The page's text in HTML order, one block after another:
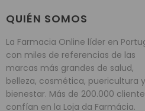
QUIÉN SOMOS
La Farmacia Online líder en
con miles de referencias de las
marcas más grandes de salud,
belleza, cosmética, puericultura y
bienestar. Más de 200.000
confían en la Loja da Farmácia.